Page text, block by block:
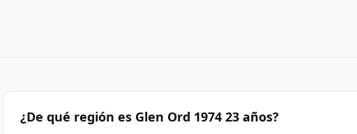
¿De qué región es Glen Ord 1974 23 años?